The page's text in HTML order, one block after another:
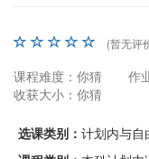
(暂无评
课程难度：你猜 作
收获大小：你猜
选课类别： 计划内与自